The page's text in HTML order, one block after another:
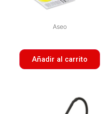
Aseo
Añadir al carrito